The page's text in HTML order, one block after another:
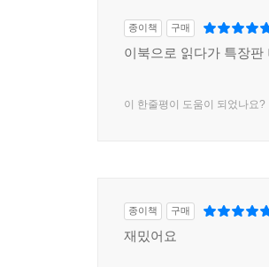
종이책 구매
이북으로 읽다가 특장판
이 한줄평이 도움이 되었나요?
종이책 구매
재밌어요